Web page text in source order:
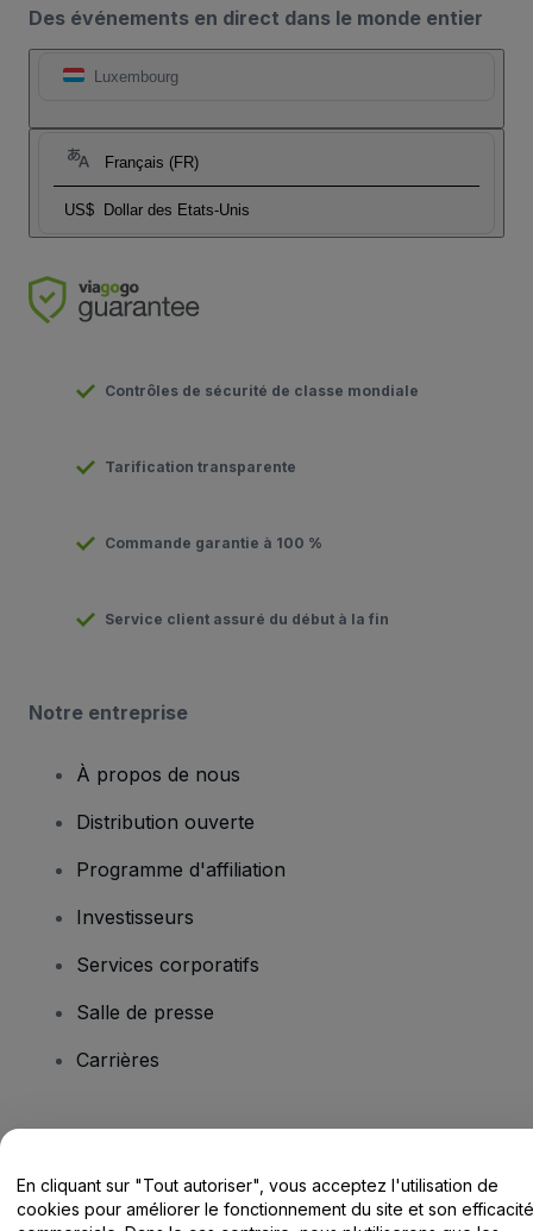
Des événements en direct dans le monde entier
Luxembourg
Français (FR)
US$ Dollar des Etats-Unis
Contrôles de sécurité de classe mondiale
Tarification transparente
Commande garantie à 100 %
Service client assuré du début à la fin
Notre entreprise
À propos de nous
Distribution ouverte
Programme d'affiliation
Investisseurs
Services corporatifs
Salle de presse
Carrières
Centre d'assistance / Nous contacter
En cliquant sur "Tout autoriser", vous acceptez l'utilisation de
cookies pour améliorer le fonctionnement du site et son efficacité